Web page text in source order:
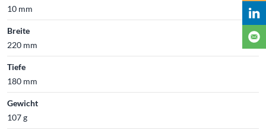
10 mm
Breite
220 mm
Tiefe
180 mm
Gewicht
107 g